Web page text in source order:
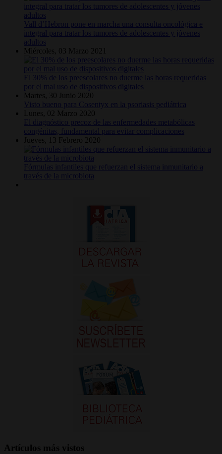
Vall d’Hebron pone en marcha una consulta oncológica e
integral para tratar los tumores de adolescentes y jóvenes
adultos
Miércoles, 03 Marzo 2021
El 30% de los preescolares no duerme las horas requeridas
por el mal uso de dispositivos digitales
Martes, 30 Junio 2020
Visto bueno para Cosentyx en la psoriasis pediátrica
Lunes, 02 Marzo 2020
El diagnóstico precoz de las enfermedades metabólicas
congénitas, fundamental para evitar complicaciones
Jueves, 13 Febrero 2020
Fórmulas infantiles que refuerzan el sistema inmunitario a
través de la microbiota
Artículos más vistos